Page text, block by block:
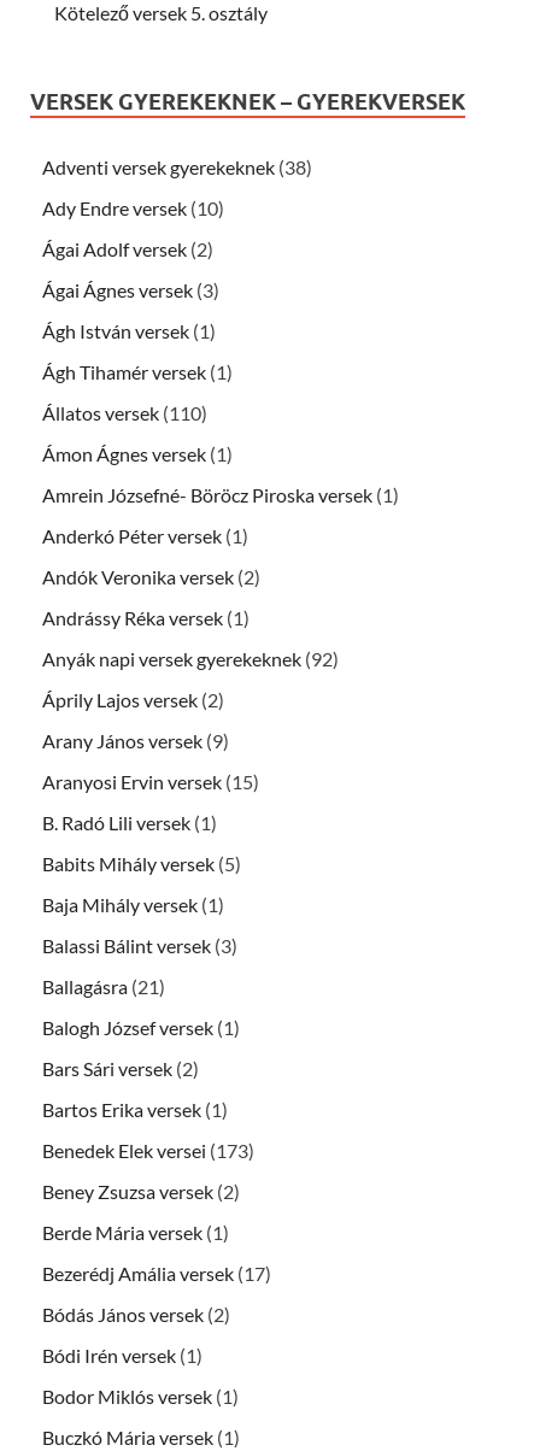
Kötelező versek 5. osztály
VERSEK GYEREKEKNEK – GYEREKVERSEK
Adventi versek gyerekeknek (38)
Ady Endre versek (10)
Ágai Adolf versek (2)
Ágai Ágnes versek (3)
Ágh István versek (1)
Ágh Tihamér versek (1)
Állatos versek (110)
Ámon Ágnes versek (1)
Amrein Józsefné- Böröcz Piroska versek (1)
Anderkó Péter versek (1)
Andók Veronika versek (2)
Andrássy Réka versek (1)
Anyák napi versek gyerekeknek (92)
Áprily Lajos versek (2)
Arany János versek (9)
Aranyosi Ervin versek (15)
B. Radó Lili versek (1)
Babits Mihály versek (5)
Baja Mihály versek (1)
Balassi Bálint versek (3)
Ballagásra (21)
Balogh József versek (1)
Bars Sári versek (2)
Bartos Erika versek (1)
Benedek Elek versei (173)
Beney Zsuzsa versek (2)
Berde Mária versek (1)
Bezerédj Amália versek (17)
Bódás János versek (2)
Bódi Irén versek (1)
Bodor Miklós versek (1)
Buczkó Mária versek (1)